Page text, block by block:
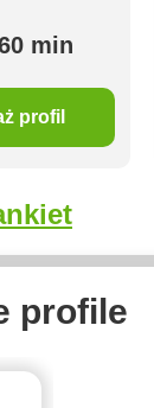
min
profil
profile